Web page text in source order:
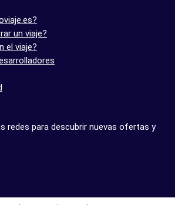
un viaje?
el viaje?
redes para descubrir nuevas ofertas y